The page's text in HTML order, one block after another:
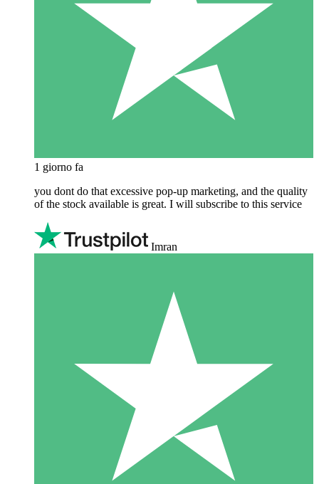
1 giorno fa
you dont do that excessive pop-up marketing, and the quality
of the stock available is great. I will subscribe to this service
Imran